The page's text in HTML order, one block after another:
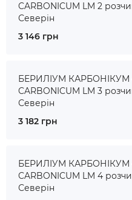
CARBONICUM LM 2
Северін
3 146 грн
БЕРИЛІУМ КАРБОНІКУМ
CARBONICUM LM 3
Северін
3 182 грн
БЕРИЛІУМ КАРБОНІКУМ
CARBONICUM LM 4
Северін